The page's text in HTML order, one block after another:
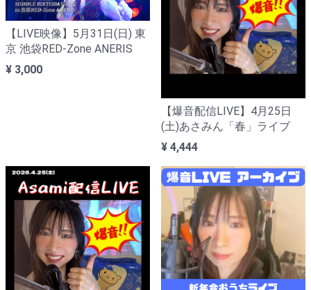
【LIVE映像】5月31日(日) 東
京 池袋RED-Zone ANERIS
¥ 3,000
【爆音配信LIVE】4月25日
(土)あさみん「春」ライブ
¥ 4,444